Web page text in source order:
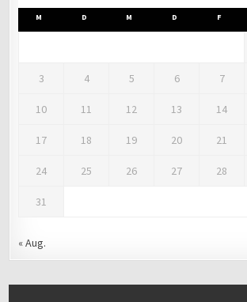
M D M D F
3 4 5 6 7
10 11 12 13 14
17 18 19 20 21
24 25 26 27 28
31
« Aug.